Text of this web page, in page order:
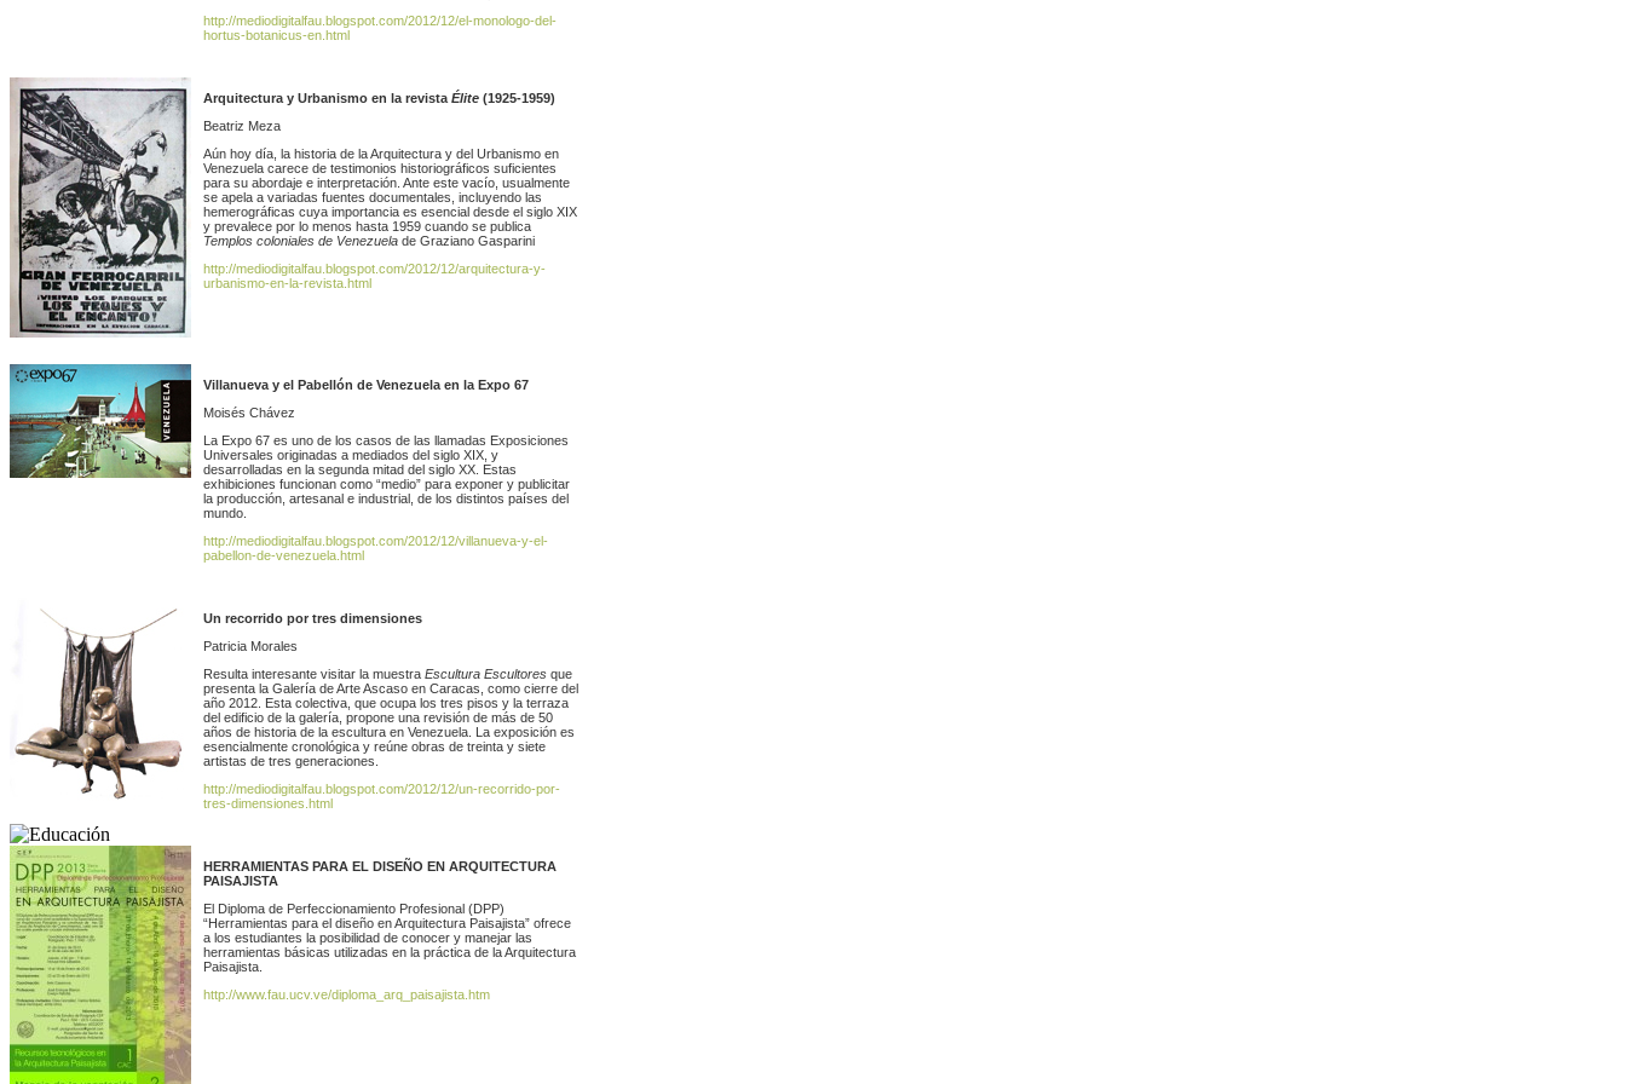
http://mediodigitalfau.blogspot.com/2012/12/el-monologo-del-
hortus-botanicus-en.html
Arquitectura y Urbanismo en la revista Élite (1925-1959)
Beatriz Meza
Aún hoy día, la historia de la Arquitectura y del Urbanismo en
Venezuela carece de testimonios historiográficos suficientes
para su abordaje e interpretación. Ante este vacío, usualmente
se apela a variadas fuentes documentales, incluyendo las
hemerográficas cuya importancia es esencial desde el siglo XIX
y prevalece por lo menos hasta 1959 cuando se publica
Templos coloniales de Venezuela de Graziano Gasparini
http://mediodigitalfau.blogspot.com/2012/12/arquitectura-y-
urbanismo-en-la-revista.html
Villanueva y el Pabellón de Venezuela en la Expo 67
Moisés Chávez
La Expo 67 es uno de los casos de las llamadas Exposiciones
Universales originadas a mediados del siglo XIX, y
desarrolladas en la segunda mitad del siglo XX. Estas
exhibiciones funcionan como “medio” para exponer y publicitar
la producción, artesanal e industrial, de los distintos países del
mundo.
http://mediodigitalfau.blogspot.com/2012/12/villanueva-y-el-
pabellon-de-venezuela.html
Un recorrido por tres dimensiones
Patricia Morales
Resulta interesante visitar la muestra Escultura Escultores que
presenta la Galería de Arte Ascaso en Caracas, como cierre del
año 2012. Esta colectiva, que ocupa los tres pisos y la terraza
del edificio de la galería, propone una revisión de más de 50
años de historia de la escultura en Venezuela. La exposición es
esencialmente cronológica y reúne obras de treinta y siete
artistas de tres generaciones.
http://mediodigitalfau.blogspot.com/2012/12/un-recorrido-por-
tres-dimensiones.html
HERRAMIENTAS PARA EL DISEÑO EN ARQUITECTURA
PAISAJISTA
El Diploma de Perfeccionamiento Profesional (DPP)
“Herramientas para el diseño en Arquitectura Paisajista” ofrece
a los estudiantes la posibilidad de conocer y manejar las
herramientas básicas utilizadas en la práctica de la Arquitectura
Paisajista.
http://www.fau.ucv.ve/diploma_arq_paisajista.htm